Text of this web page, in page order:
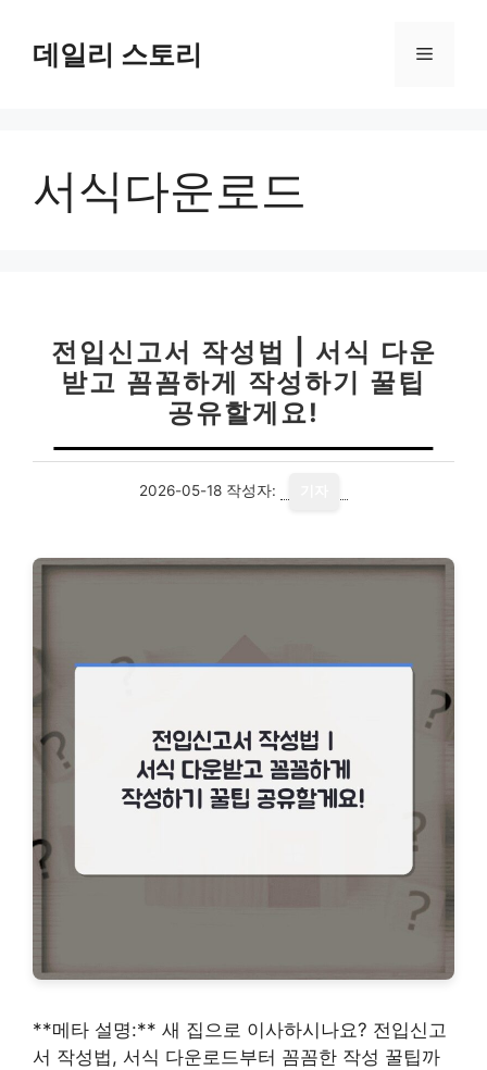
데일리 스토리 메
서식다운로드
전입신고서 작성법 | 서식 다운
받고 꼼꼼하게 작성하기 꿀팁
공유할게요!
2026-05-18 작성자:
**메타 설명:** 새 집으로 이사하시나요? 전입신고
서 작성법, 서식 다운로드부터 꼼꼼한 작성 꿀팁까